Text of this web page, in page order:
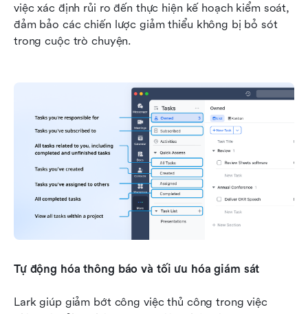
việc xác định rủi ro đến thực hiện kế hoạch kiểm soát,
đảm bảo các chiến lược giảm thiểu không bị bỏ sót
trong cuộc trò chuyện.
Tự động hóa thông báo và tối ưu hóa giám sát
Lark giúp giảm bớt công việc thủ công trong việc